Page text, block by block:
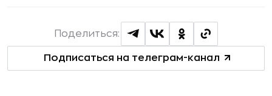
Подписаться на телеграм-канал
Поделиться: